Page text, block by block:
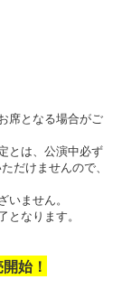
席となる場合がご
とは、公演中必ず
だけませんので、
ません。
なります。
始！